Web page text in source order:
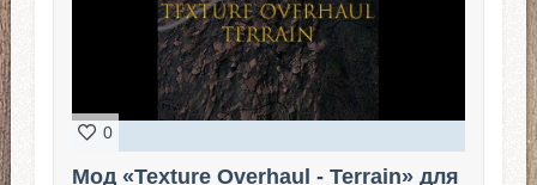
0
Мод «Texture Overhaul - Terrain» для